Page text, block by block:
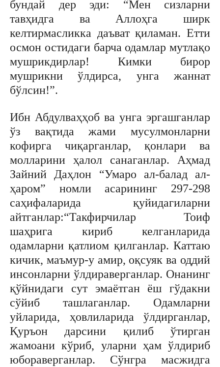
бундай дер эди: “Мен сизларни
тавҳидга ва Аллоҳга ширк
келтирмасликка даъват қиламан. Етти
осмон остидаги барча одамлар мутлақо
мушрикдирлар! Кимки бирор
мушрикни ўлдирса, унга жаннат
бўлсин!”.
Ибн Абдулваҳҳоб ва унга эргашганлар
ўз вақтида жами мусулмонларни
кофирга чиқарганлар, қонлари ва
молларини ҳалол санаганлар. Аҳмад
Зайний Даҳлон “Умаро ал-балад ал-
ҳаром” номли асарининг 297-298
саҳифаларида қуйидагиларни
айтганлар:“Такфирчилар Тоиф
шаҳрига кириб келганларида
одамларни қатлиом қилганлар. Каттаю
кичик, маъмур-у амир, оқсуяк ва оддий
инсонларни ўлдираверганлар. Онанинг
қўйнидаги сут эмаётган ёш гўдакни
сўйиб ташлаганлар. Одамларни
уйларида, ҳовлиларида ўлдирганлар,
Қуръон дарсини қилиб ўтирган
жамоани кўриб, уларни ҳам ўлдириб
юбораверганлар. Сўнгра масжидга